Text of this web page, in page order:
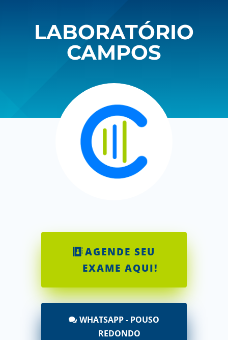
LABORATÓRIO
CAMPOS
AGENDE SEU
EXAME AQUI!
WHATSAPP - POUSO
REDONDO